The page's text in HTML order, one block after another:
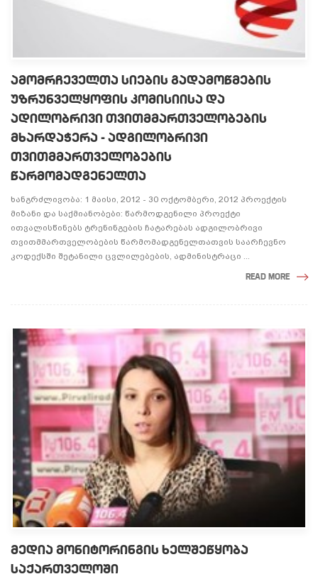
ᲐᲛᲝᲛᲠᲩᲔᲕᲔᲚᲗᲐ ᲡᲘᲔᲑᲘᲡ ᲒᲐᲓᲐᲛᲝᲬᲛᲔᲑᲘᲡ
ᲣᲖᲠᲣᲜᲕᲔᲚᲧᲝᲤᲘᲡ ᲙᲝᲛᲘᲡᲘᲘᲡᲐ ᲓᲐ
ᲐᲓᲘᲚᲝᲑᲠᲘᲕᲘ ᲗᲕᲘᲗᲛᲛᲐᲠᲗᲕᲔᲚᲝᲑᲔᲑᲘᲡ
ᲛᲮᲐᲠᲓᲐᲭᲔᲠᲐ - ᲐᲓᲒᲘᲚᲝᲑᲠᲘᲕᲘ
ᲗᲕᲘᲗᲛᲛᲐᲠᲗᲕᲔᲚᲝᲑᲔᲑᲘᲡ
ᲬᲐᲠᲛᲝᲛᲐᲓᲒᲔᲜᲔᲚᲗᲐ
ხანგრძლივობა: 1 მაისი, 2012 - 30 ოქტომბერი, 2012 პროექტის
მიზანი და საქმიანობები: წარმოდგენილი პროექტი
ითვალისწინებს ტრენინგების ჩატარებას ადგილობრივი
თვითმმართველობების წარმომადგენელთათვის საარჩევნო
კოდექსში შეტანილი ცვლილებების, ადმინისტრაცი ...
READ MORE
ᲛᲔᲓᲘᲐ ᲛᲝᲜᲘᲢᲝᲠᲘᲜᲒᲘᲡ ᲮᲔᲚᲨᲔᲬᲧᲝᲑᲐ
ᲡᲐᲥᲐᲠᲗᲕᲔᲚᲝᲨᲘ